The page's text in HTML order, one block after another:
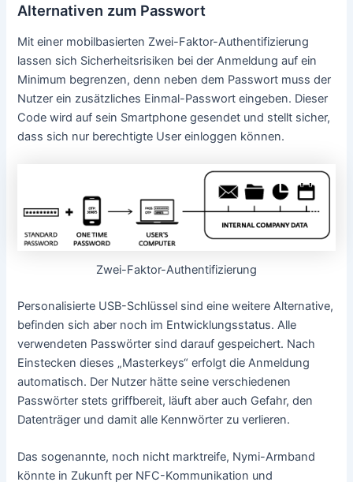
Alternativen zum Passwort
Mit einer mobilbasierten Zwei-Faktor-Authentifizierung
lassen sich Sicherheitsrisiken bei der Anmeldung auf ein
Minimum begrenzen, denn neben dem Passwort muss der
Nutzer ein zusätzliches Einmal-Passwort eingeben. Dieser
Code wird auf sein Smartphone gesendet und stellt sicher,
dass sich nur berechtigte User einloggen können.
Zwei-Faktor-Authentifizierung
Personalisierte USB-Schlüssel sind eine weitere Alternative,
befinden sich aber noch im Entwicklungsstatus. Alle
verwendeten Passwörter sind darauf gespeichert. Nach
Einstecken dieses „Masterkeys“ erfolgt die Anmeldung
automatisch. Der Nutzer hätte seine verschiedenen
Passwörter stets griffbereit, läuft aber auch Gefahr, den
Datenträger und damit alle Kennwörter zu verlieren.
Das sogenannte, noch nicht marktreife, Nymi-Armband
könnte in Zukunft per NFC-Kommunikation und